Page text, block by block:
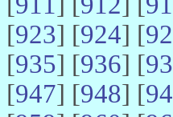
[923] [924] [
[935] [936] [
[947] [948] [